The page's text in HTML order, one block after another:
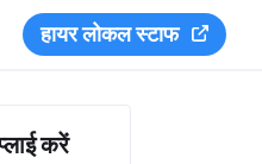
हायर लोकल स्टाफ
करें